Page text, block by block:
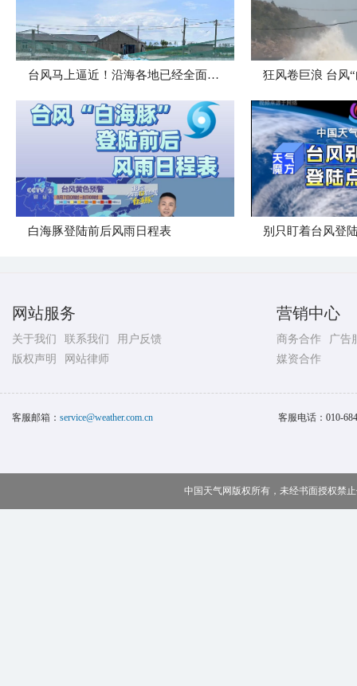
台风马上逼近！沿海各地已经全面进入备战状态
白海豚登陆前后风雨日程表 别只盯着台风登
网站服务
关于我们 联系我们
用户反馈
版权声明
网站律师
营销中心
商务合作
广告
媒资合作
客服邮箱： service@weather.com.cn 客服电话： 010-
中国天气网版权所有，未经书面授权